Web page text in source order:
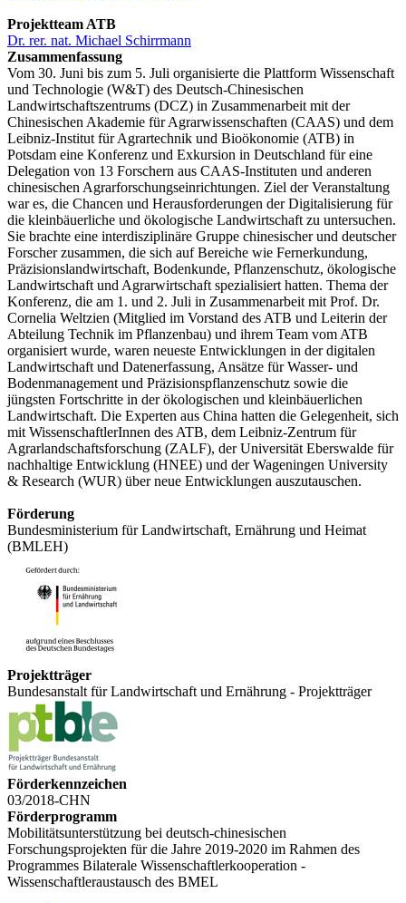
Projektteam ATB
Dr. rer. nat. Michael Schirrmann
Zusammenfassung
Vom 30. Juni bis zum 5. Juli organisierte die Plattform Wissenschaft
und Technologie (W&T) des Deutsch-Chinesischen
Landwirtschaftszentrums (DCZ) in Zusammenarbeit mit der
Chinesischen Akademie für Agrarwissenschaften (CAAS) und dem
Leibniz-Institut für Agrartechnik und Bioökonomie (ATB) in
Potsdam eine Konferenz und Exkursion in Deutschland für eine
Delegation von 13 Forschern aus CAAS-Instituten und anderen
chinesischen Agrarforschungseinrichtungen. Ziel der Veranstaltung
war es, die Chancen und Herausforderungen der Digitalisierung für
die kleinbäuerliche und ökologische Landwirtschaft zu untersuchen.
Sie brachte eine interdisziplinäre Gruppe chinesischer und deutscher
Forscher zusammen, die sich auf Bereiche wie Fernerkundung,
Präzisionslandwirtschaft, Bodenkunde, Pflanzenschutz, ökologische
Landwirtschaft und Agrarwirtschaft spezialisiert hatten. Thema der
Konferenz, die am 1. und 2. Juli in Zusammenarbeit mit Prof. Dr.
Cornelia Weltzien (Mitglied im Vorstand des ATB und Leiterin der
Abteilung Technik im Pflanzenbau) und ihrem Team vom ATB
organisiert wurde, waren neueste Entwicklungen in der digitalen
Landwirtschaft und Datenerfassung, Ansätze für Wasser- und
Bodenmanagement und Präzisionspflanzenschutz sowie die
jüngsten Fortschritte in der ökologischen und kleinbäuerlichen
Landwirtschaft. Die Experten aus China hatten die Gelegenheit, sich
mit WissenschaftlerInnen des ATB, dem Leibniz-Zentrum für
Agrarlandschaftsforschung (ZALF), der Universität Eberswalde für
nachhaltige Entwicklung (HNEE) und der Wageningen University
& Research (WUR) über neue Entwicklungen auszutauschen.
Förderung
Bundesministerium für Landwirtschaft, Ernährung und Heimat
(BMLEH)
Projektträger
Bundesanstalt für Landwirtschaft und Ernährung - Projektträger
Förderkennzeichen
03/2018-CHN
Förderprogramm
Mobilitätsunterstützung bei deutsch-chinesischen
Forschungsprojekten für die Jahre 2019-2020 im Rahmen des
Programmes Bilaterale Wissenschaftlerkooperation -
Wissenschaftleraustausch des BMEL